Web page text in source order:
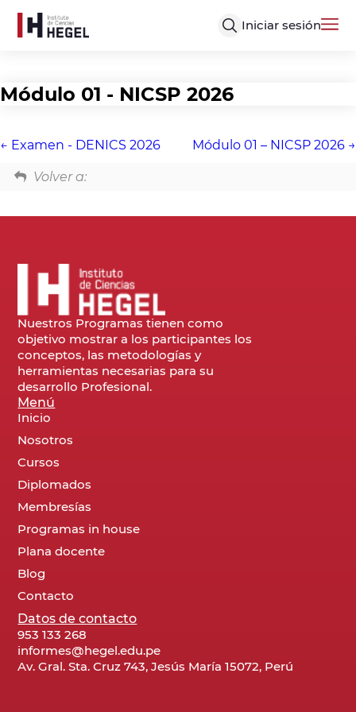
Iniciar sesión
Módulo 01 - NICSP 2026
Examen - DENICS 2026 Módulo 01 – NICSP 2026
Volver a:
Nuestros Programas tienen como
objetivo mostrar a los participantes los
conceptos, las metodologías y
herramientas necesarias para su
desarrollo Profesional.
Menú
Inicio
Nosotros
Cursos
Diplomados
Membresías
Programas in house
Plana docente
Blog
Contacto
Datos de contacto
953 133 268
informes@hegel.edu.pe
Av. Gral. Sta. Cruz 743, Jesús María 15072, Perú